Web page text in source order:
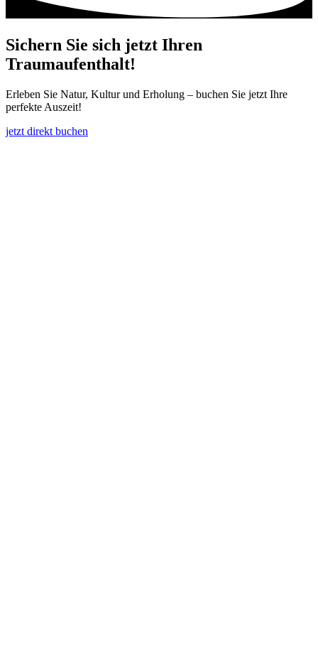
Sichern Sie sich jetzt Ihren
Traumaufenthalt!
Erleben Sie Natur, Kultur und Erholung – buchen Sie jetzt Ihre
perfekte Auszeit!
jetzt direkt buchen